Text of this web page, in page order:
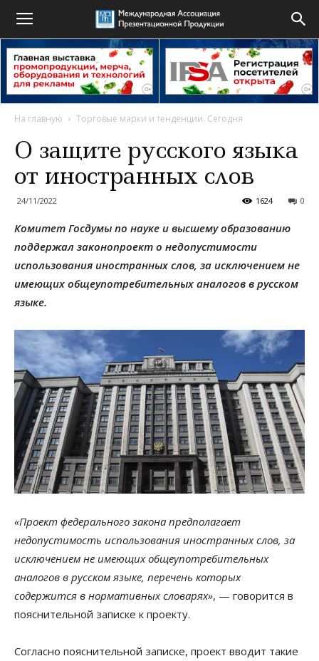
На главную Торговые марки и тенденции. Сегодня
О защите русского языка
от иностранных слов
24/11/2022 0
1624
Комитет Госдумы по науке и высшему образованию
поддержал законопроект о недопустимости
использования иностранных слов, за исключением не
имеющих общеупотребительных аналогов в русском
языке.
«Проект федерального закона предполагает
недопустимость использования иностранных слов, за
исключением не имеющих общеупотребительных
аналогов в русском языке, перечень которых
содержится в нормативных словарях», — говорится в
пояснительной записке к проекту.
Согласно пояснительной записке, проект вводит такие